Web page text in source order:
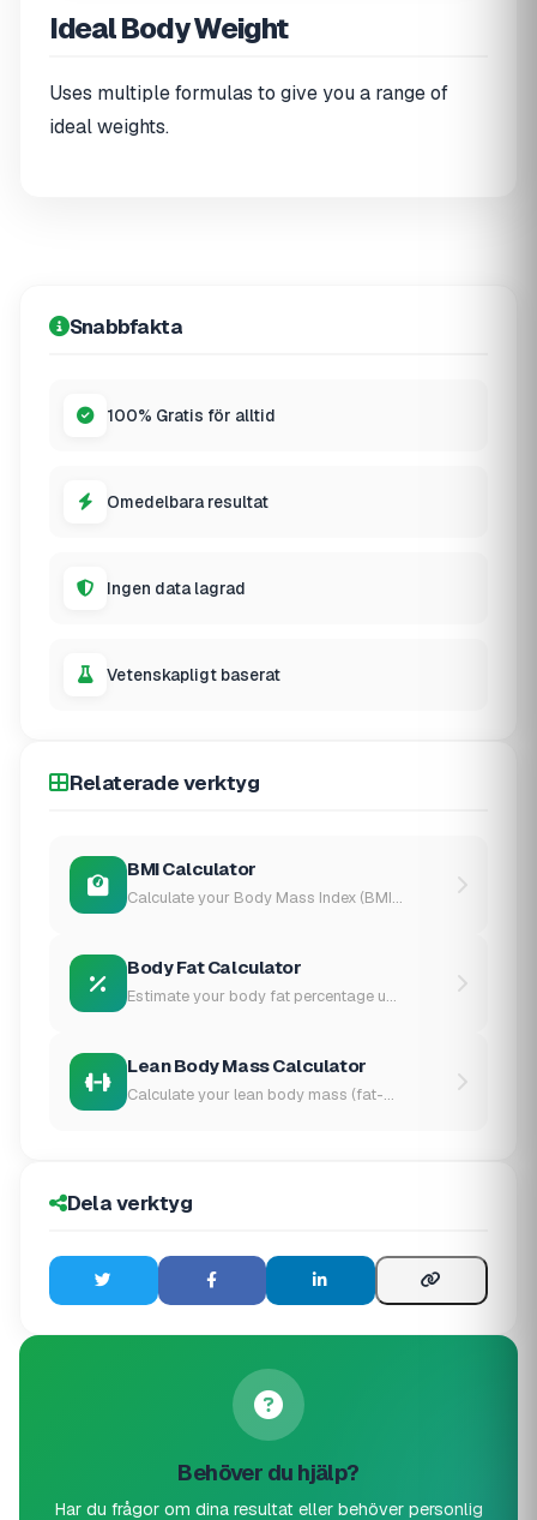
Ideal Body Weight
Uses multiple formulas to give you a range of
ideal weights.
Snabbfakta
100% Gratis för alltid
Omedelbara resultat
Ingen data lagrad
Vetenskapligt baserat
Relaterade verktyg
BMI Calculator
Calculate your Body Mass Index (BMI...
Body Fat Calculator
Estimate your body fat percentage u...
Lean Body Mass Calculator
Calculate your lean body mass (fat-...
Dela verktyg
Behöver du hjälp?
Har du frågor om dina resultat eller behöver personlig